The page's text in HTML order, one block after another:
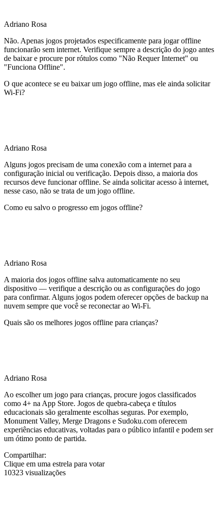
Adriano Rosa
Não. Apenas jogos projetados especificamente para jogar offline
funcionarão sem internet. Verifique sempre a descrição do jogo antes
de baixar e procure por rótulos como "Não Requer Internet" ou
"Funciona Offline".
O que acontece se eu baixar um jogo offline, mas ele ainda solicitar
Wi-Fi?
Adriano Rosa
Alguns jogos precisam de uma conexão com a internet para a
configuração inicial ou verificação. Depois disso, a maioria dos
recursos deve funcionar offline. Se ainda solicitar acesso à internet,
nesse caso, não se trata de um jogo offline.
Como eu salvo o progresso em jogos offline?
Adriano Rosa
A maioria dos jogos offline salva automaticamente no seu
dispositivo — verifique a descrição ou as configurações do jogo
para confirmar. Alguns jogos podem oferecer opções de backup na
nuvem sempre que você se reconectar ao Wi-Fi.
Quais são os melhores jogos offline para crianças?
Adriano Rosa
Ao escolher um jogo para crianças, procure jogos classificados
como 4+ na App Store. Jogos de quebra-cabeça e títulos
educacionais são geralmente escolhas seguras. Por exemplo,
Monument Valley, Merge Dragons e Sudoku.com oferecem
experiências educativas, voltadas para o público infantil e podem ser
um ótimo ponto de partida.
Compartilhar:
Clique em uma estrela para votar
10323 visualizações